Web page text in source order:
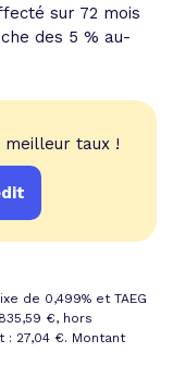
sur 72 mois
des 5 % au-
taux !
de 0,499% et TAEG
€, hors
: 27,04 €. Montant